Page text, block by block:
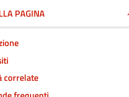
PAGINA
correlate